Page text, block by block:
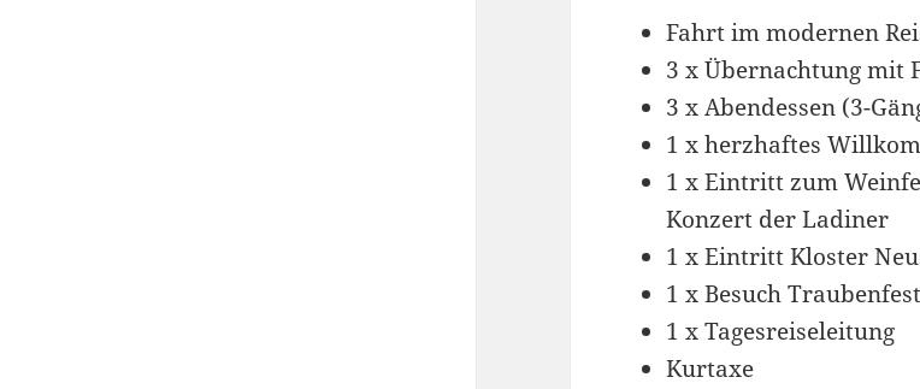
Fahrt im modernen
3 x Übernachtung mit
3 x Abendessen (3-
1 x herzhaftes
1 x Eintritt zum
Konzert der Ladiner
1 x Eintritt Kloster
1 x Besuch
1 x Tagesreiseleitung
Kurtaxe